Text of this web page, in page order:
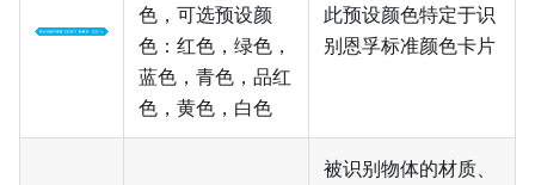
色，可选预设颜
色：红色，绿色，
蓝色，青色，品红
色，黄色，白色
此预设颜色特定于识
别恩孚标准颜色卡片
被识别物体的材质、